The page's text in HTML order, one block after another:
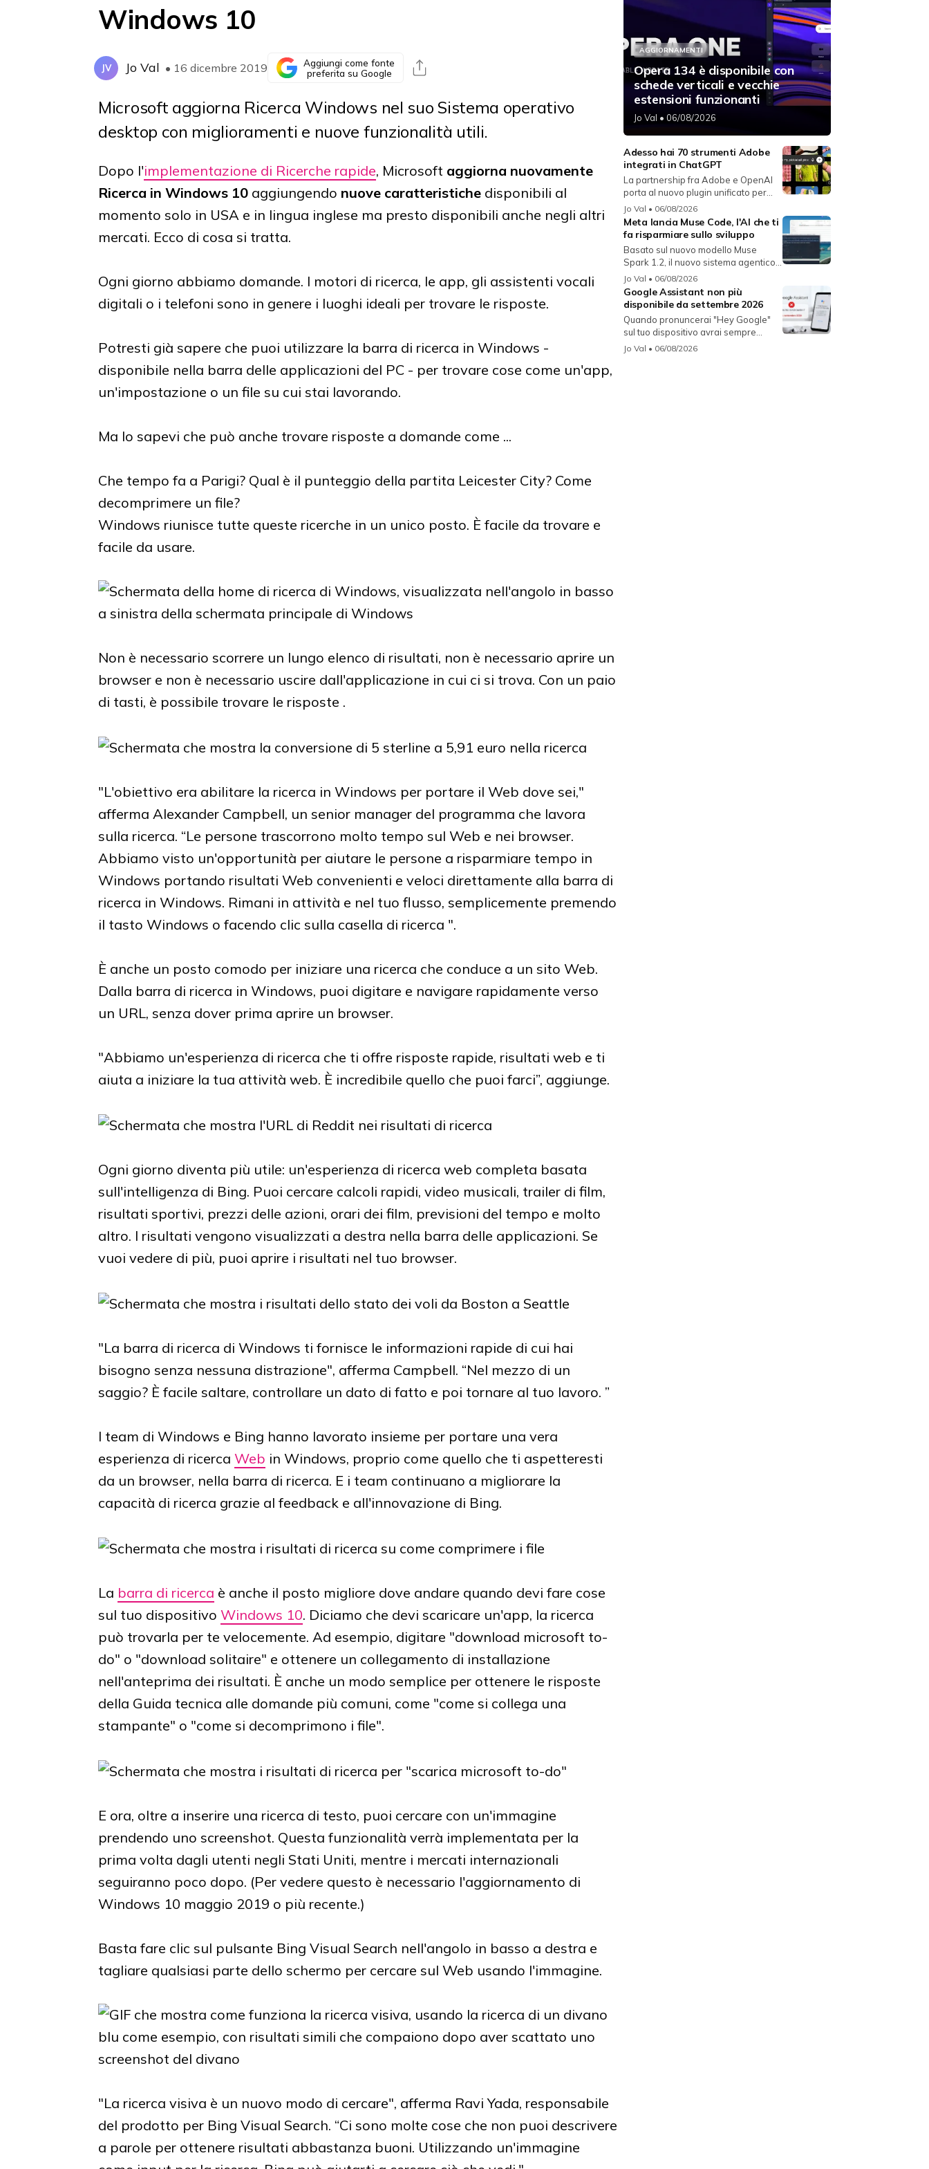
Windows 10
JV Jo Val • 16 dicembre 2019
Aggiungi come fonte
preferita su Google
Microsoft aggiorna Ricerca Windows nel suo Sistema operativo
desktop con miglioramenti e nuove funzionalità utili.
Dopo l'implementazione di Ricerche rapide, Microsoft aggiorna nuovamente
Ricerca in Windows 10 aggiungendo nuove caratteristiche disponibili al
momento solo in USA e in lingua inglese ma presto disponibili anche negli altri
mercati. Ecco di cosa si tratta.
Ogni giorno abbiamo domande. I motori di ricerca, le app, gli assistenti vocali
digitali o i telefoni sono in genere i luoghi ideali per trovare le risposte.
Potresti già sapere che puoi utilizzare la barra di ricerca in Windows -
disponibile nella barra delle applicazioni del PC - per trovare cose come un'app,
un'impostazione o un file su cui stai lavorando.
Ma lo sapevi che può anche trovare risposte a domande come ...
Che tempo fa a Parigi? Qual è il punteggio della partita Leicester City? Come
decomprimere un file?
Windows riunisce tutte queste ricerche in un unico posto. È facile da trovare e
facile da usare.
Non è necessario scorrere un lungo elenco di risultati, non è necessario aprire un
browser e non è necessario uscire dall'applicazione in cui ci si trova. Con un paio
di tasti, è possibile trovare le risposte .
"L'obiettivo era abilitare la ricerca in Windows per portare il Web dove sei,"
afferma Alexander Campbell, un senior manager del programma che lavora
sulla ricerca. “Le persone trascorrono molto tempo sul Web e nei browser.
Abbiamo visto un'opportunità per aiutare le persone a risparmiare tempo in
Windows portando risultati Web convenienti e veloci direttamente alla barra di
ricerca in Windows. Rimani in attività e nel tuo flusso, semplicemente premendo
il tasto Windows o facendo clic sulla casella di ricerca ".
È anche un posto comodo per iniziare una ricerca che conduce a un sito Web.
Dalla barra di ricerca in Windows, puoi digitare e navigare rapidamente verso
un URL, senza dover prima aprire un browser.
"Abbiamo un'esperienza di ricerca che ti offre risposte rapide, risultati web e ti
aiuta a iniziare la tua attività web. È incredibile quello che puoi farci”, aggiunge.
Ogni giorno diventa più utile: un'esperienza di ricerca web completa basata
sull'intelligenza di Bing. Puoi cercare calcoli rapidi, video musicali, trailer di film,
risultati sportivi, prezzi delle azioni, orari dei film, previsioni del tempo e molto
altro. I risultati vengono visualizzati a destra nella barra delle applicazioni. Se
vuoi vedere di più, puoi aprire i risultati nel tuo browser.
"La barra di ricerca di Windows ti fornisce le informazioni rapide di cui hai
bisogno senza nessuna distrazione", afferma Campbell. “Nel mezzo di un
saggio? È facile saltare, controllare un dato di fatto e poi tornare al tuo lavoro. ”
I team di Windows e Bing hanno lavorato insieme per portare una vera
esperienza di ricerca Web in Windows, proprio come quello che ti aspetteresti
da un browser, nella barra di ricerca. E i team continuano a migliorare la
capacità di ricerca grazie al feedback e all'innovazione di Bing.
La barra di ricerca è anche il posto migliore dove andare quando devi fare cose
sul tuo dispositivo Windows 10. Diciamo che devi scaricare un'app, la ricerca
può trovarla per te velocemente. Ad esempio, digitare "download microsoft to-
do" o "download solitaire" e ottenere un collegamento di installazione
nell'anteprima dei risultati. È anche un modo semplice per ottenere le risposte
della Guida tecnica alle domande più comuni, come "come si collega una
stampante" o "come si decomprimono i file".
E ora, oltre a inserire una ricerca di testo, puoi cercare con un'immagine
prendendo uno screenshot. Questa funzionalità verrà implementata per la
prima volta dagli utenti negli Stati Uniti, mentre i mercati internazionali
seguiranno poco dopo. (Per vedere questo è necessario l'aggiornamento di
Windows 10 maggio 2019 o più recente.)
Basta fare clic sul pulsante Bing Visual Search nell'angolo in basso a destra e
tagliare qualsiasi parte dello schermo per cercare sul Web usando l'immagine.
"La ricerca visiva è un nuovo modo di cercare", afferma Ravi Yada, responsabile
del prodotto per Bing Visual Search. “Ci sono molte cose che non puoi descrivere
a parole per ottenere risultati abbastanza buoni. Utilizzando un'immagine
AGGIORNAMENTI
Opera 134 è disponibile con
schede verticali e vecchie
estensioni funzionanti
Jo Val • 06/08/2026
Adesso hai 70 strumenti Adobe
integrati in ChatGPT
La partnership fra Adobe e OpenAI
porta al nuovo plugin unificato per...
Jo Val • 06/08/2026
Meta lancia Muse Code, l'AI che ti
fa risparmiare sullo sviluppo
Basato sul nuovo modello Muse
Spark 1.2, il nuovo sistema agentico
fun...
Jo Val • 06/08/2026
Google Assistant non più
disponibile da settembre 2026
Quando pronuncerai "Hey Google"
sul tuo dispositivo avrai sempre
Gemin...
Jo Val • 06/08/2026